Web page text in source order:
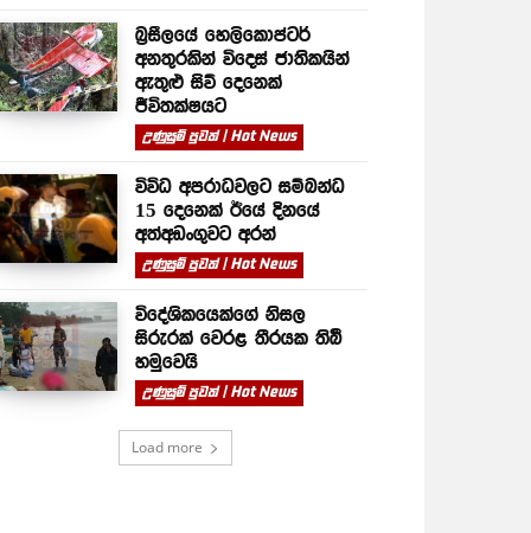
බ්‍රසීලයේ හෙලිකොප්ටර්
අනතුරකින් විදෙස් ජාතිකයින්
ඇතුළු සිව් දෙනෙක්
ජීවිතක්ෂයට
උණුසුම් පුවත් | Hot News
විවිධ අපරාධවලට සම්බන්ධ
15 දෙනෙක් ඊයේ දිනයේ
අත්අඩංගුවට අරන්
උණුසුම් පුවත් | Hot News
විදේශිකයෙක්ගේ නිසල
සිරුරක් වෙරළ තීරයක තිබී
හමුවෙයි
උණුසුම් පුවත් | Hot News
Load more